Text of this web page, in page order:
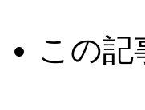
この記